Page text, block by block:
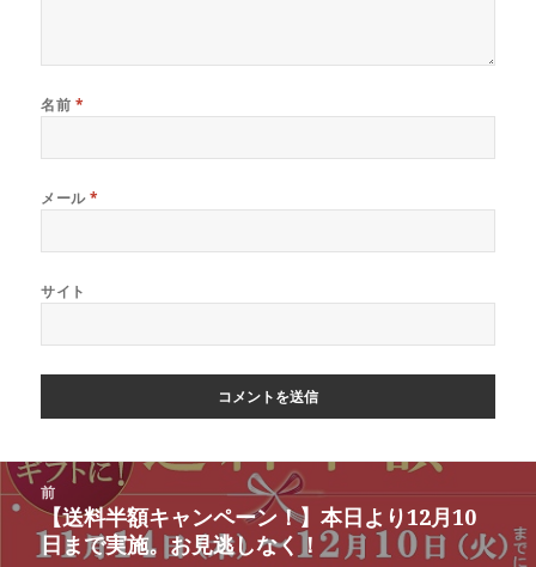
名前 *
メール*
サイト
投
稿
前
前
の
【送料半額キャンペーン！】本日より12月10
日まで実施。お見逃しなく！